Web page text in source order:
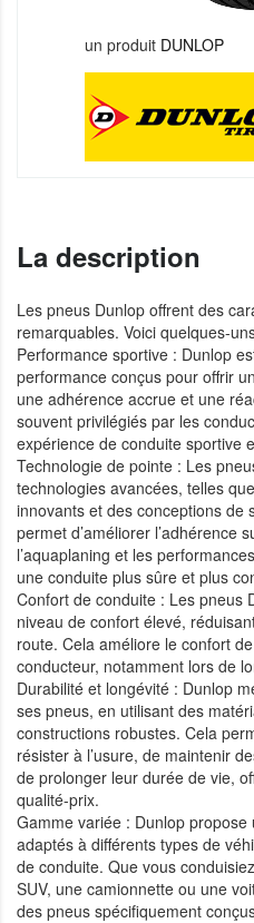
un produit DUNLOP
La description
Les pneus Dunlop offrent des
remarquables. Voici quelques-
Performance sportive : Dunlop
performance conçus pour offrir
une adhérence accrue et une
souvent privilégiés par les
expérience de conduite sportive
Technologie de pointe : Les
technologies avancées, telles
innovants et des conceptions de
permet d’améliorer l’adhérence
l’aquaplaning et les
une conduite plus sûre et plus
Confort de conduite : Les pneus
niveau de confort élevé,
route. Cela améliore le confort
conducteur, notamment lors de
Durabilité et longévité : Dunlop
ses pneus, en utilisant des
constructions robustes. Cela
résister à l’usure, de maintenir
de prolonger leur durée de vie,
qualité-prix.
Gamme variée : Dunlop
adaptés à différents types de
de conduite. Que vous
SUV, une camionnette ou une
des pneus spécifiquement